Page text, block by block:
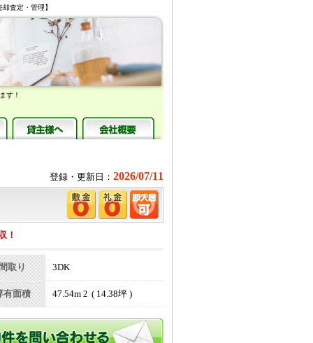
査定・管理】
す！
登録・更新日： 2026/07/11
！
取り 3DK
有面積 47.54m 2( 14.38坪 )